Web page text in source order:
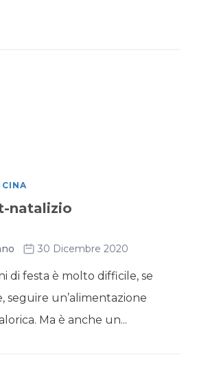
natalizio
30 Dicembre 2020
di festa è molto difficile, se
seguire un’alimentazione
Ma è anche un...